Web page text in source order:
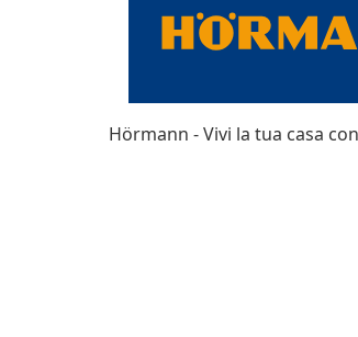
Hörmann - Vivi la tua casa